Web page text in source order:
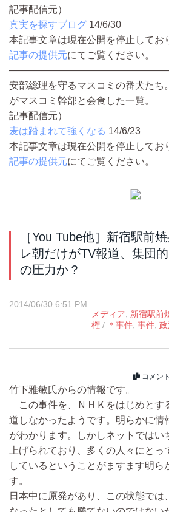
記事配信元）
真実を探すブログ 14/6/30
本記事文章は現在公開を停止してお
記事の提供元にてご覧ください。
安部総理を守るマスコミの番犬たち
がマスコミ幹部と会食した一覧。
記事配信元）
麦は踏まれて強くなる 14/6/23
本記事文章は現在公開を停止してお
記事の提供元にてご覧ください。
［You Tube他］新宿駅前
レ朝だけがTV報道、集団
の圧力か？
2014/06/30 6:51 PM
メディア
新宿駅前
権 / ＊事件 事件
コメン
竹下雅敏氏からの情報です。
この事件を、ＮＨＫをはじめとす
道しなかったようです。明らかに情
がわかります。しかしネットではい
上げられており、多くの人々にと
しているということがますます明ら
す。
日本中に原発があり、この状態では